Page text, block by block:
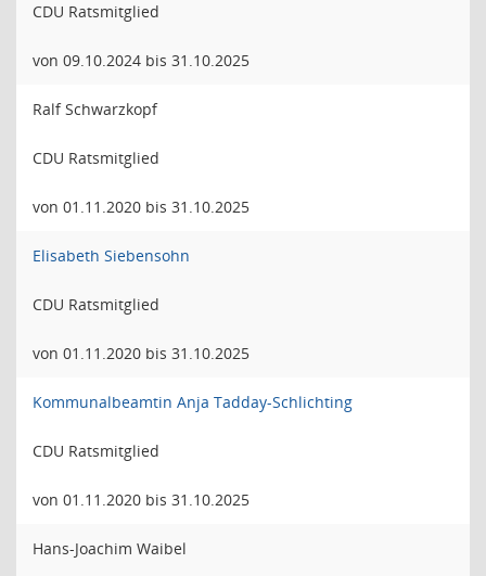
CDU Ratsmitglied
von 09.10.2024 bis 31.10.2025
Ralf Schwarzkopf
CDU Ratsmitglied
von 01.11.2020 bis 31.10.2025
Elisabeth Siebensohn
CDU Ratsmitglied
von 01.11.2020 bis 31.10.2025
Kommunalbeamtin Anja Tadday-Schlichting
CDU Ratsmitglied
von 01.11.2020 bis 31.10.2025
Hans-Joachim Waibel